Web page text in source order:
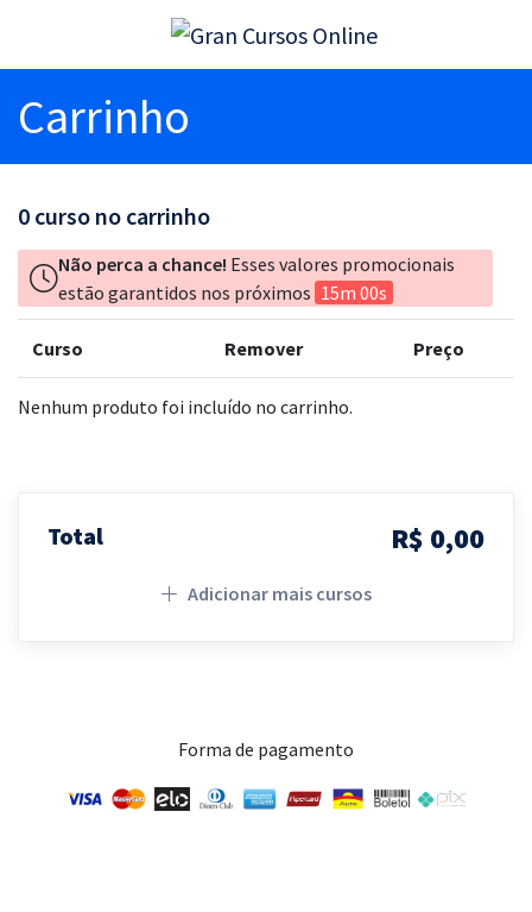
Carrinho
0 curso no carrinho
Não perca a chance! Esses valores promocionais
estão garantidos nos próximos 15m 00s
Curso Remover Preço
Nenhum produto foi incluído no carrinho.
Total R$ 0,00
Adicionar mais cursos
Forma de pagamento